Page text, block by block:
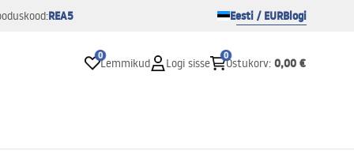
REA5 Eesti / EURBlogi
0
Lemmikud Logi sisse
0
Ostukorv: 0,00 €